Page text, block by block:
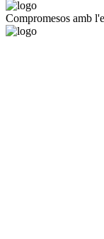
Compromesos amb